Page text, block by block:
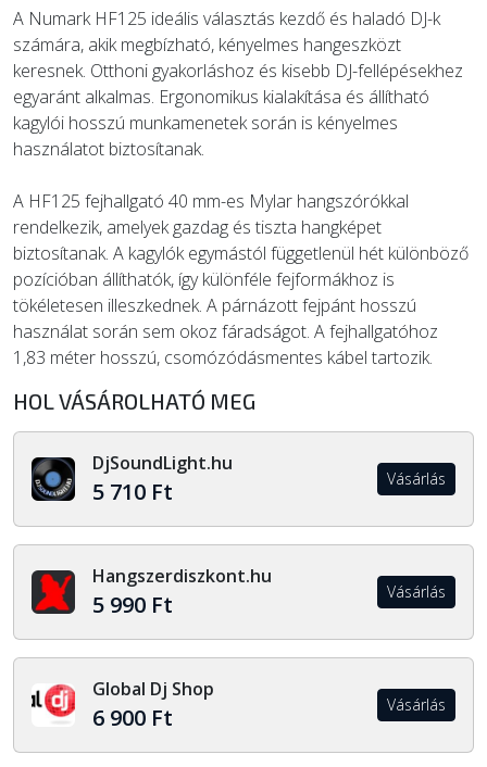
A Numark HF125 ideális választás kezdő és haladó DJ-k
számára, akik megbízható, kényelmes hangeszközt
keresnek. Otthoni gyakorláshoz és kisebb DJ-fellépésekhez
egyaránt alkalmas. Ergonomikus kialakítása és állítható
kagylói hosszú munkamenetek során is kényelmes
használatot biztosítanak.
A HF125 fejhallgató 40 mm-es Mylar hangszórókkal
rendelkezik, amelyek gazdag és tiszta hangképet
biztosítanak. A kagylók egymástól függetlenül hét különböző
pozícióban állíthatók, így különféle fejformákhoz is
tökéletesen illeszkednek. A párnázott fejpánt hosszú
használat során sem okoz fáradságot. A fejhallgatóhoz
1,83 méter hosszú, csomózódásmentes kábel tartozik.
HOL VÁSÁROLHATÓ MEG
DjSoundLight.hu
5 710 Ft Vásárlás
Hangszerdiszkont.hu
5 990 Ft Vásárlás
Global Dj Shop
6 900 Ft Vásárlás